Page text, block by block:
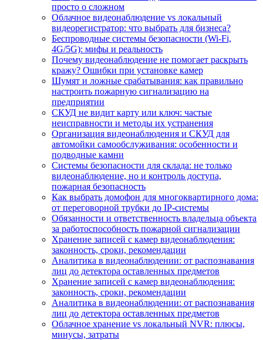
просто о сложном
Облачное видеонаблюдение vs локальный
видеорегистратор: что выбрать для бизнеса?
Беспроводные системы безопасности (Wi-Fi,
4G/5G): мифы и реальность
Почему видеонаблюдение не помогает раскрыть
кражу? Ошибки при установке камер
Шумят и ложные срабатывания: как правильно
настроить пожарную сигнализацию на
предприятии
СКУД не видит карту или ключ: частые
неисправности и методы их устранения
Организация видеонаблюдения и СКУД для
автомойки самообслуживания: особенности и
подводные камни
Системы безопасности для склада: не только
видеонаблюдение, но и контроль доступа,
пожарная безопасность
Как выбрать домофон для многоквартирного дома:
от переговорной трубки до IP-системы
Обязанности и ответственность владельца объекта
за работоспособность пожарной сигнализации
Хранение записей с камер видеонаблюдения:
законность, сроки, рекомендации
Аналитика в видеонаблюдении: от распознавания
лиц до детектора оставленных предметов
Хранение записей с камер видеонаблюдения:
законность, сроки, рекомендации
Аналитика в видеонаблюдении: от распознавания
лиц до детектора оставленных предметов
Облачное хранение vs локальный NVR: плюсы,
минусы, затраты